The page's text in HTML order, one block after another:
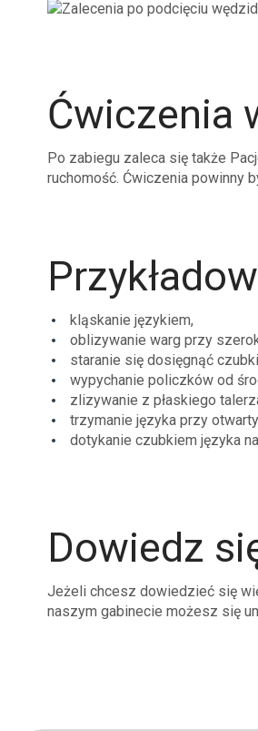
Ćwiczenia
Po zabiegu zaleca się także
ruchomość. Ćwiczenia powinny
kląskanie językiem,
oblizywanie warg przy
staranie się dosięgnąć
wypychanie policzków od
zlizywanie z płaskiego
trzymanie języka przy
dotykanie czubkiem języka
Dowiedz
Jeżeli chcesz dowiedzieć się
naszym gabinecie możesz się